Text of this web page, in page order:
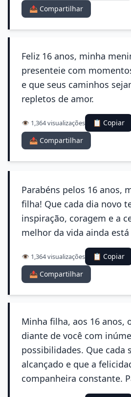
📤 Compartilhar
Feliz 16 anos, minha
presenteie com
e que seus caminhos
repletos de amor.
👁️ 1,364 visualizações
📋 Copiar
📤 Compartilhar
Parabéns pelos 16 anos,
filha! Que cada dia novo
inspiração, coragem e a
melhor da vida ainda está
👁️ 1,364 visualizações
📋 Copiar
📤 Compartilhar
Minha filha, aos 16 anos,
diante de você com
possibilidades. Que cada
alcançado e que a
companheira constante.